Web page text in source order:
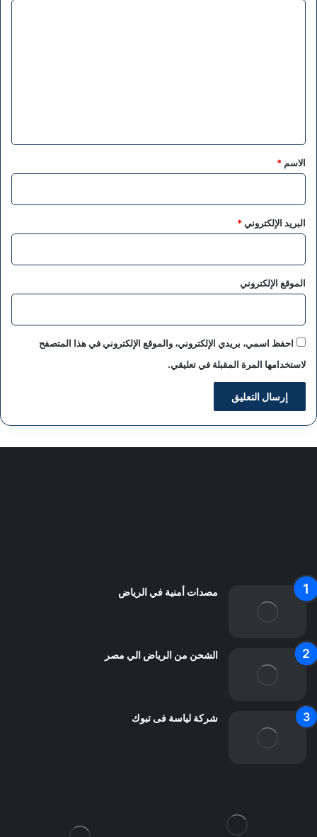
*
الاسم *
البريد الإلكتروني*
الموقع الإلكتروني
احفظ اسمي، بريدي الإلكتروني، والموقع الإلكتروني في هذا المتصفح
لاستخدامها المرة المقبلة في تعليقي.
مصدات أمنية في الرياض
الشحن من الرياض الي مصر
شركة لياسة فى تبوك